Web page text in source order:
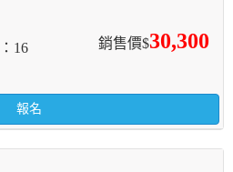
銷售價$30,300
16
報名